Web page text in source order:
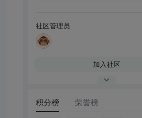
社区管理员
加入社区
积分榜 荣誉榜